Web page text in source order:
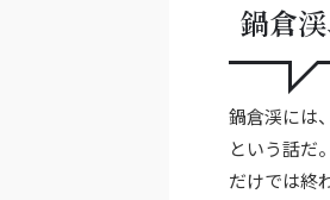
鍋倉
鍋倉渓には
という話だ
だけでは終